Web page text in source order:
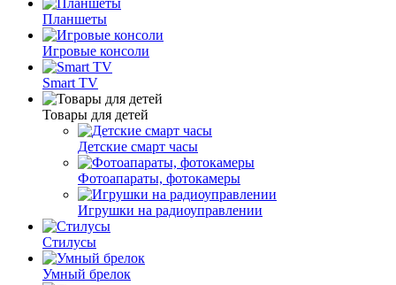
Планшеты
Игровые консоли
Smart TV
Товары для детей
Детские смарт часы
Фотоапараты, фотокамеры
Игрушки на радиоуправлении
Стилусы
Умный брелок